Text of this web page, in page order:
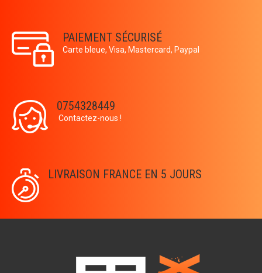
PAIEMENT SÉCURISÉ
Carte bleue, Visa, Mastercard, Paypal
0754328449
Contactez-nous !
LIVRAISON FRANCE EN 5 JOURS